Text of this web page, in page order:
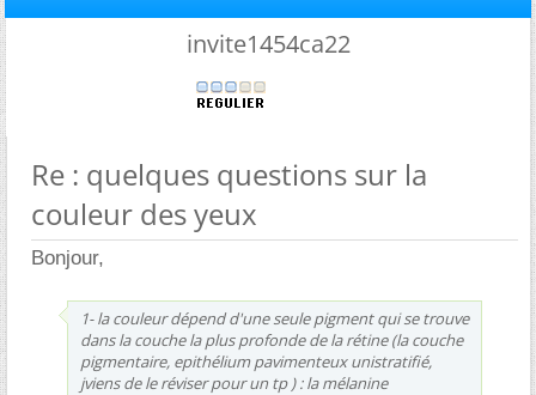
invite1454ca22
Re : quelques questions sur la
couleur des yeux
Bonjour,
1- la couleur dépend d'une seule pigment qui se trouve
dans la couche la plus profonde de la rétine (la couche
pigmentaire, epithélium pavimenteux unistratifié,
jviens de le réviser pour un tp ) : la mélanine